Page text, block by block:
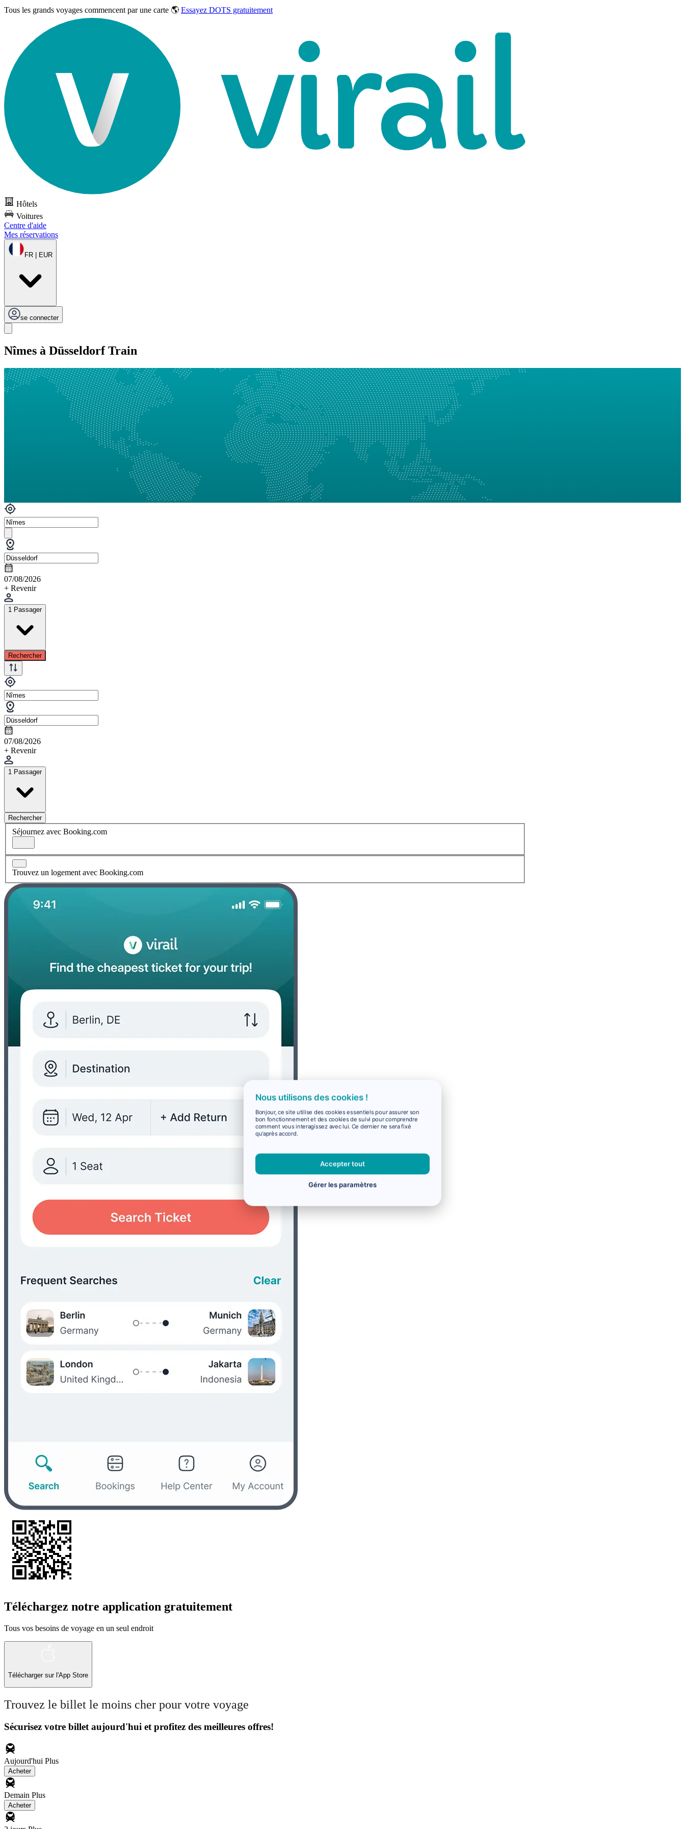
Tous les grands voyages commencent par une carte 🌎 Essayez DOTS gratuitement
Hôtels
Voitures
Centre d'aide
Mes réservations
FR | EUR
se connecter
Nîmes à Düsseldorf Train
07/08/2026
+ Revenir
1 Passager
Rechercher
07/08/2026
+ Revenir
1 Passager
Rechercher
Séjournez avec Booking.com
Trouvez un logement avec Booking.com
Téléchargez notre application gratuitement
Tous vos besoins de voyage en un seul endroit
Télécharger sur l'App Store
Trouvez le billet le moins cher pour votre voyage
Sécurisez votre billet aujourd'hui et profitez des meilleures offres!
Aujourd'hui Plus
Acheter
Demain Plus
Acheter
Nous utilisons des cookies !
Bonjour, ce site utilise des cookies essentiels pour assurer son
bon fonctionnement et des cookies de suivi pour comprendre
comment vous interagissez avec lui. Ce dernier ne sera fixé
qu'après accord.
Accepter tout
Gérer les paramètres